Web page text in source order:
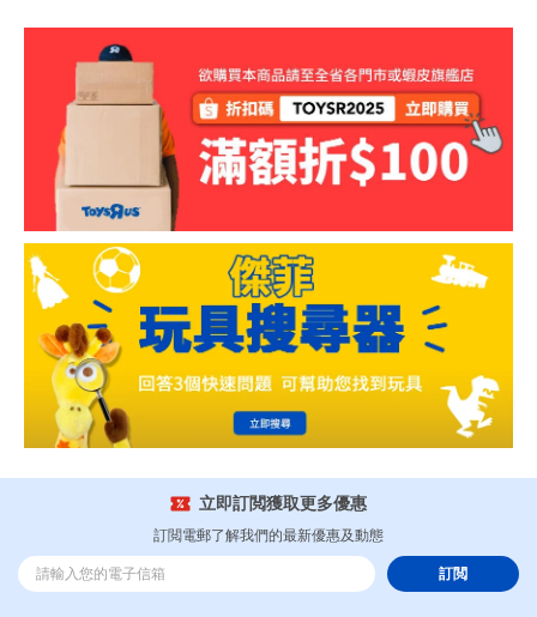
立即訂閲獲取更多優惠
訂閲電郵了解我們的最新優惠及動態
訂閲